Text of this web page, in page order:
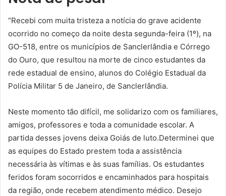
“Recebi com muita tristeza a notícia do grave acidente
ocorrido no começo da noite desta segunda-feira (1º), na
GO-518, entre os municípios de Sanclerlândia e Córrego
do Ouro, que resultou na morte de cinco estudantes da
rede estadual de ensino, alunos do Colégio Estadual da
Polícia Militar 5 de Janeiro, de Sanclerlândia.
Neste momento tão difícil, me solidarizo com os familiares,
amigos, professores e toda a comunidade escolar. A
partida desses jovens deixa Goiás de luto.Determinei que
as equipes do Estado prestem toda a assistência
necessária às vítimas e às suas famílias. Os estudantes
feridos foram socorridos e encaminhados para hospitais
da região, onde recebem atendimento médico. Desejo